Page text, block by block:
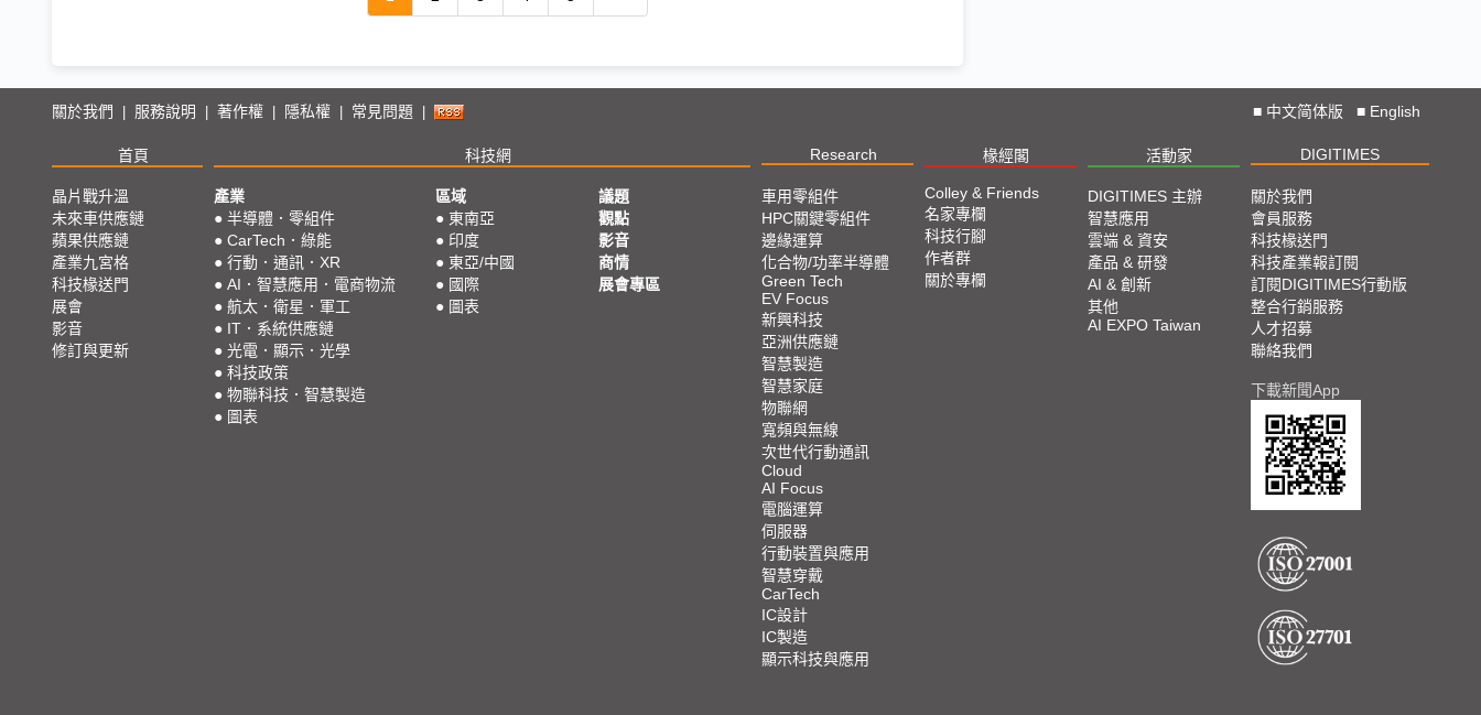
關於我們 | 服務說明 | 著作權 | 隱私權 | 常見問題 | ■ 中文简体版 ■ English
首頁 科技網 Research 椽經閣 活動家 DIGITIMES
晶片戰升溫
未來車供應鏈
蘋果供應鏈
產業九宮格
科技椽送門
展會
影音
修訂與更新
產業
● 半導體．零組件
● CarTech．綠能
● 行動．通訊．XR
● AI．智慧應用．電商物流
● 航太．衛星．軍工
● IT．系統供應鏈
● 光電．顯示．光學
● 科技政策
● 物聯科技．智慧製造
● 圖表
區域
● 東南亞
● 印度
● 東亞/中國
● 國際
● 圖表
議題
觀點
影音
商情
展會專區
車用零組件
HPC關鍵零組件
邊緣運算
化合物/功率半導體
Green Tech
EV Focus
新興科技
亞洲供應鏈
智慧製造
智慧家庭
物聯網
寬頻與無線
次世代行動通訊
Cloud
AI Focus
電腦運算
伺服器
行動裝置與應用
智慧穿戴
CarTech
IC設計
IC製造
顯示科技與應用
Colley & Friends
名家專欄
科技行腳
作者群
關於專欄
DIGITIMES 主辦
智慧應用
雲端 & 資安
產品 & 研發
AI & 創新
其他
AI EXPO Taiwan
關於我們
會員服務
科技椽送門
科技產業報訂閱
訂閱DIGITIMES行動版
整合行銷服務
人才招募
聯絡我們
下載新聞App